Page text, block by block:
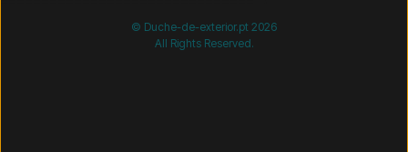
© Duche-de-exterior.pt 2026
All Rights Reserved.